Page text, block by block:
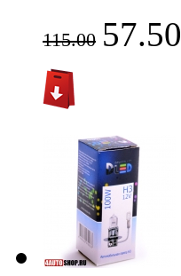
115.00 57.50